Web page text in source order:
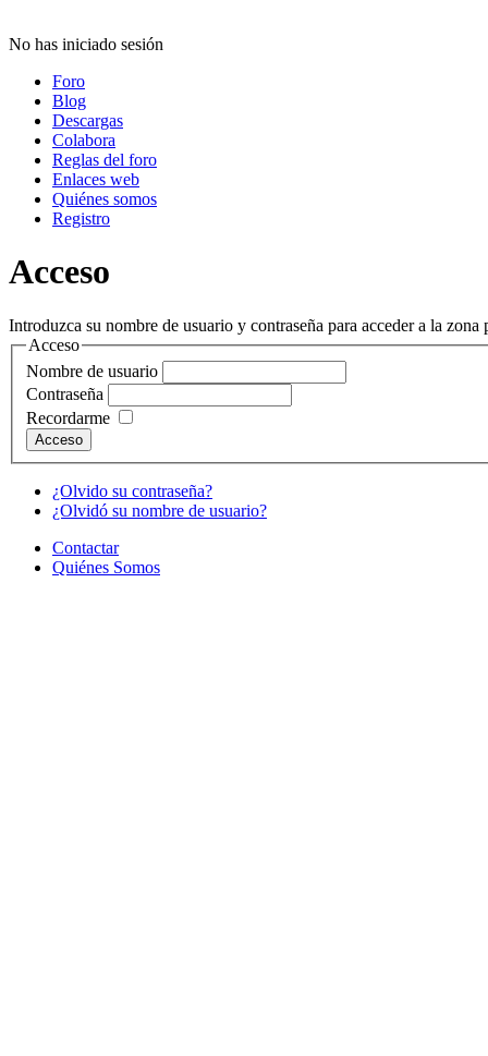
No has iniciado sesión
Foro
Blog
Descargas
Colabora
Reglas del foro
Enlaces web
Quiénes somos
Registro
Acceso
Introduzca su nombre de usuario y contraseña para acceder a la zona
Acceso
Nombre de usuario
Contraseña
Recordarme
¿Olvido su contraseña?
¿Olvidó su nombre de usuario?
Contactar
Quiénes Somos